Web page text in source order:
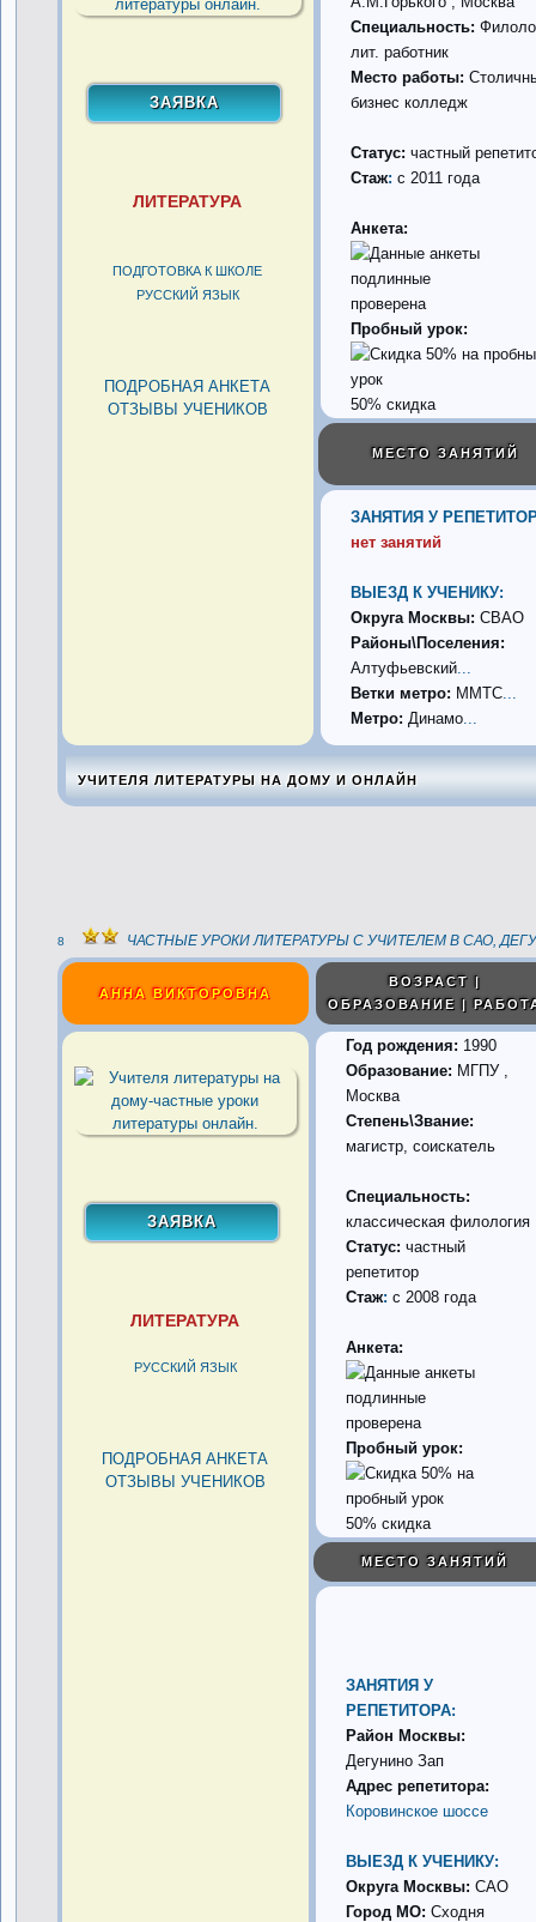
ЛИТЕРАТУРА
ПОДГОТОВКА К ШКОЛЕ
РУССКИЙ ЯЗЫК
ПОДРОБНАЯ АНКЕТА
ОТЗЫВЫ УЧЕНИКОВ
Специальность:
лит. работник
Место работы:
бизнес колледж
Статус: частный
Стаж: с 2011 года
Анкета:
проверена
Пробный урок:
50% скидка
МЕСТО ЗАНЯТИЙ
ЗАНЯТИЯ У
нет занятий
ВЫЕЗД К УЧЕНИКУ:
Округа Москвы: СВАО
Районы\Поселения:
Алтуфьевский...
Ветки метро: ММТС...
Метро: Динамо...
УЧИТЕЛЯ ЛИТЕРАТУРЫ НА ДОМУ И ОНЛАЙН
8 ЧАСТНЫЕ УРОКИ ЛИТЕРАТУРЫ С УЧИТЕЛЕМ В САО,
АННА ВИКТОРОВНА
ВОЗРАСТ |
ОБРАЗОВАНИЕ |
ЛИТЕРАТУРА
РУССКИЙ ЯЗЫК
ПОДРОБНАЯ АНКЕТА
ОТЗЫВЫ УЧЕНИКОВ
Год рождения: 1990
Образование: МГПУ ,
Москва
Степень\Звание:
магистр, соискатель
Специальность:
классическая филология
Статус: частный
репетитор
Стаж: с 2008 года
Анкета:
проверена
Пробный урок:
50% скидка
МЕСТО ЗАНЯТИЙ
ЗАНЯТИЯ У
РЕПЕТИТОРА:
Район Москвы:
Дегунино Зап
Адрес репетитора:
Коровинское шоссе
ВЫЕЗД К УЧЕНИКУ:
Округа Москвы: САО
Город МО: Сходня